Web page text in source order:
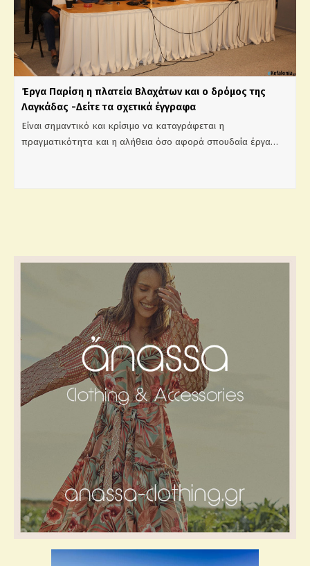
Έργα Παρίση η πλατεία Βλαχάτων και ο δρόμος της
Λαγκάδας -Δείτε τα σχετικά έγγραφα
Είναι σημαντικό και κρίσιμο να καταγράφεται η
πραγματικότητα και η αλήθεια όσο αφορά σπουδαία έργα…